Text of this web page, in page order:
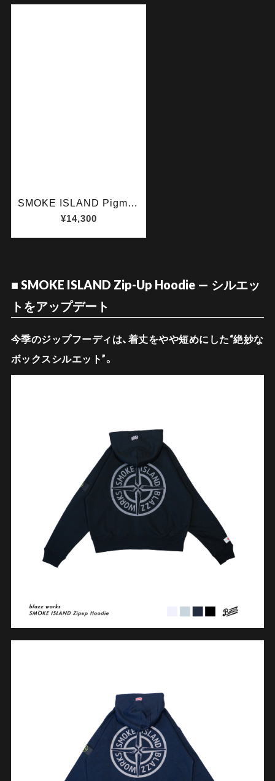
■ SMOKE ISLAND Zip-Up Hoodie — シルエッ
トをアップデート
今季のジップフーディは、着丈をやや短めにした“絶妙な
ボックスシルエット”。